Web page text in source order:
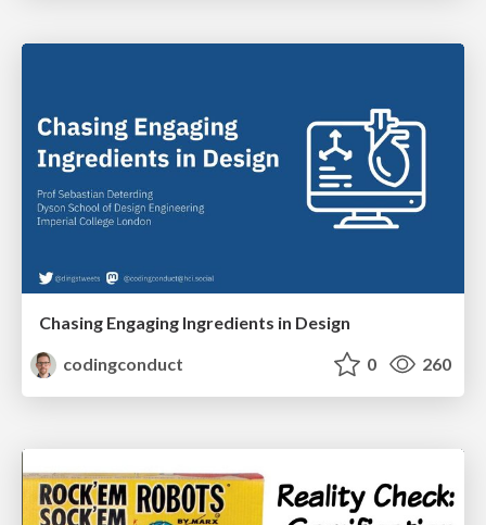
Chasing Engaging Ingredients in Design
codingconduct
0 260